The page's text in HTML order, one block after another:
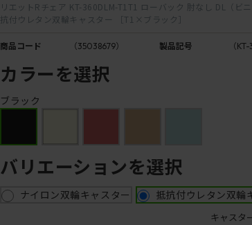
リエットRチェア KT-360DLM-T1T1 ローバック 肘なし DL（ビ
抗付ウレタン双輪キャスター ［T1×ブラック］
商品コード （35038679） 製品記号 （
カラーを選択
ブラック
バリエーションを選択
ナイロン双輪キャスター 抵抗付ウレタン双輪
キャスタ